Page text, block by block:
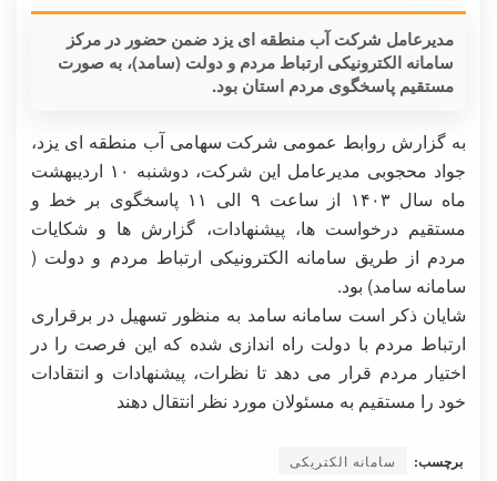
مدیرعامل شرکت آب منطقه ای یزد ضمن حضور در مرکز
سامانه الکترونیکی ارتباط مردم و دولت (سامد)، به صورت
مستقیم پاسخگوی مردم استان بود.
به گزارش روابط عمومی شرکت سهامی آب منطقه ای یزد،
جواد محجوبی مدیرعامل این شرکت، دوشنبه ۱۰ اردیبهشت
ماه سال ۱۴۰۳ از ساعت ۹ الی ۱۱ پاسخگوی بر خط و
مستقیم درخواست ها، پیشنهادات، گزارش ها و شکایات
مردم از طریق سامانه الکترونیکی ارتباط مردم و دولت (
سامانه سامد) بود.
شایان ذکر است سامانه سامد به منظور تسهیل در برقراری
ارتباط مردم با دولت راه اندازی شده که این فرصت را در
اختیار مردم قرار می دهد تا نظرات، پیشنهادات و انتقادات
خود را مستقیم به مسئولان مورد نظر انتقال دهند
برچسب: سامانه الکتریکی